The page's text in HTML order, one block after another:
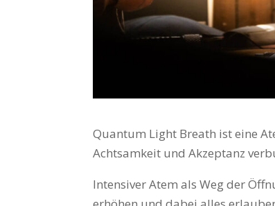
Quantum Light Breath ist eine
Achtsamkeit und Akzeptanz
Intensiver Atem als Weg der